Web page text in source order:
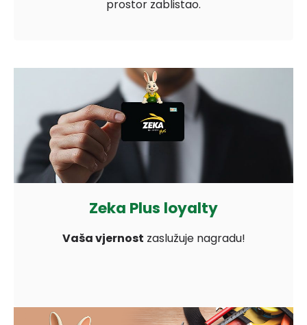
prostor zablistao.
Zeka Plus loyalty
Vaša vjernost zaslužuje nagradu!